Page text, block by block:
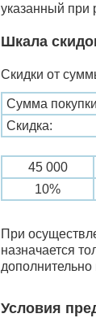
указанный при
Шкала
Скидки от
Сумма
Скидка:
45 000
10%
При
назначается
Условия